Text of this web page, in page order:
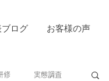
ログ お客様の声
修 実態調査